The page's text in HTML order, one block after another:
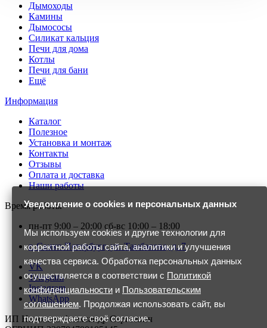
Дымоходы
Камины
Дымососы
Силикат кальция
Печи для дома
Котлы
Печи для бани
Ещё
Информация
Каталог
Полезное
Установка и монтаж
Контакты
Отзывы
Оплата и доставка
Наши работы
Время работы
пн-пт 9:00 – 20:00 сб-вс 10:00 – 18:00
г. Санкт-Петербург, ул. Тамбасова, д. 7
VK
Telegram
Instagram
WhatsApp
ИП Николаев Александр Сергеевич
Уведомление о cookies и персональных данных
Мы используем cookies и другие технологии для
корректной работы сайта, аналитики и улучшения
качества сервиса. Обработка персональных данных
осуществляется в соответствии с Политикой
конфиденциальности и Пользовательским
соглашением. Продолжая использовать сайт, вы
подтверждаете своё согласие.